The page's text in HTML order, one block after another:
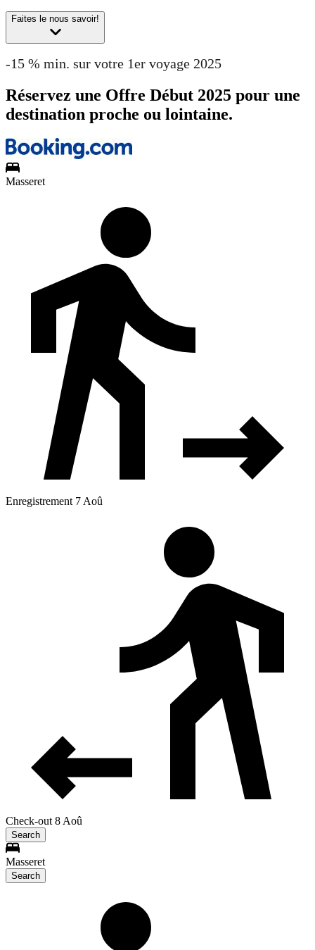
Faites le nous savoir!
-15 % min. sur votre 1er voyage 2025
Réservez une Offre Début 2025 pour une
destination proche ou lointaine.
Masseret
Enregistrement 7 Aoû
Check-out 8 Aoû
Search
Masseret
Search